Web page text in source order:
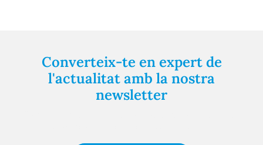
Converteix-te en expert de
l'actualitat amb la nostra
newsletter